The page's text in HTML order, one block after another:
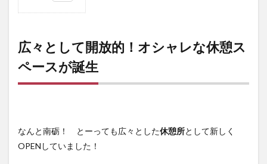
て開
放
的！
オシ
ャレ
スが
誕生
広々として開放的！オシャレな休憩ス
ペースが誕生
なんと南砺！ とーっても広々とした休憩所として新しく
OPENしていました！